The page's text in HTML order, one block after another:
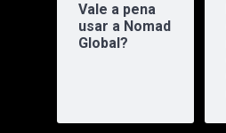
Vale a pena
usar a Nomad
Global?